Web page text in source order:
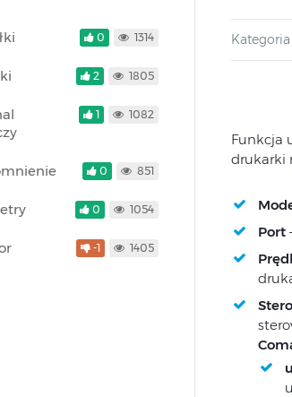
Kategoria
Funkcja
drukarki
Port
0 1314
2 1805
1 1082
0 851
0 1054
-1 1405